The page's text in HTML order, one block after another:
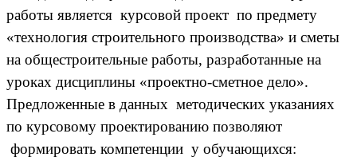
работы является курсовой проект по предмету
«технология строительного производства» и сметы
на общестроительные работы, разработанные на
уроках дисциплины «проектно-сметное дело».
Предложенные в данных методических указаниях
по курсовому проектированию позволяют
формировать компетенции у обучающихся: